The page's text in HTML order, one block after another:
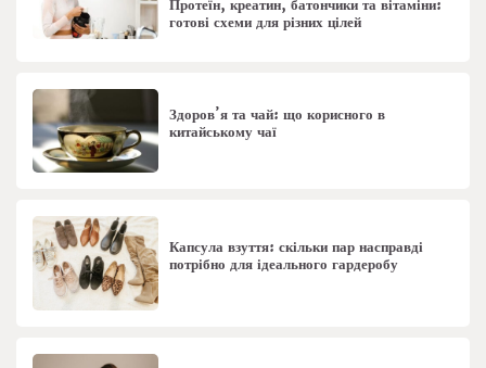
Протеїн, креатин, батончики та вітаміни:
готові схеми для різних цілей
Здоров’я та чай: що корисного в
китайському чаї
Капсула взуття: скільки пар насправді
потрібно для ідеального гардеробу